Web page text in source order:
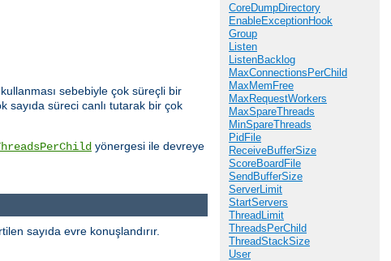
sebebiyle çok süreçli bir
sayıda süreci canlı tutarak bir çok
yönergesi ile devreye
CoreDumpDirectory
EnableExceptionHook
Group
Listen
ListenBacklog
MaxConnectionsPerChild
MaxMemFree
MaxRequestWorkers
MaxSpareThreads
MinSpareThreads
PidFile
ReceiveBufferSize
ScoreBoardFile
SendBufferSize
ServerLimit
StartServers
ThreadLimit
ThreadsPerChild
ThreadStackSize
User
sayıda evre konuşlandırır.